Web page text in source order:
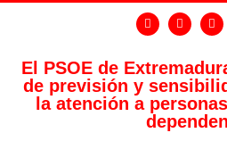
El PSOE de
de previsión y
la atención a